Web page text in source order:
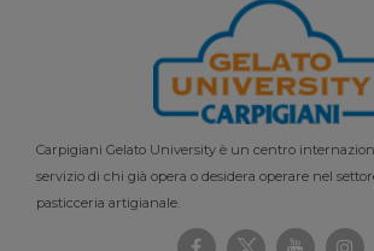
Carpigiani Gelato University è un centro
servizio di chi già opera o desidera operare nel
pasticceria artigianale.